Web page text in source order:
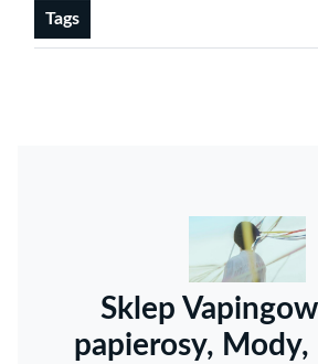
Tags
Sklep
papierosy, Mody,